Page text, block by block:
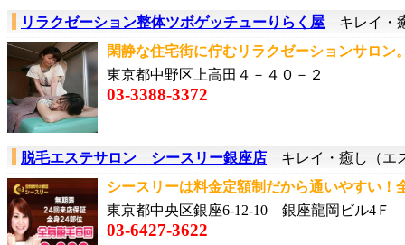
リラクゼーション整体ツボゲッチューりらく屋 キレイ・
閑静な住宅街に佇むリラクゼーションサロ
東京都中野区上高田４－４０－２
03-3388-3372
脱毛エステサロン シースリー銀座店 キレイ・癒し（エ
シースリーは料金定額制だから通いやすい
東京都中央区銀座6-12-10 銀座龍岡ビル4Ｆ
03-6427-3622